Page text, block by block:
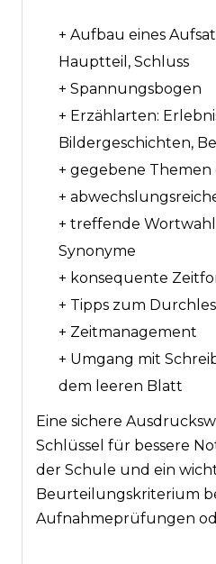
+ Aufbau eines
Hauptteil, Schluss
+ Spannungsbogen
+ Erzählarten:
Bildergeschichten,
+ gegebene
+
+ treffende
Synonyme
+ konsequente
+ Tipps zum
+ Zeitmanagement
+ Umgang mit
dem leeren Blatt
Eine sichere
Schlüssel für bessere
der Schule und ein
Beurteilungskriterium
Aufnahmeprüfungen